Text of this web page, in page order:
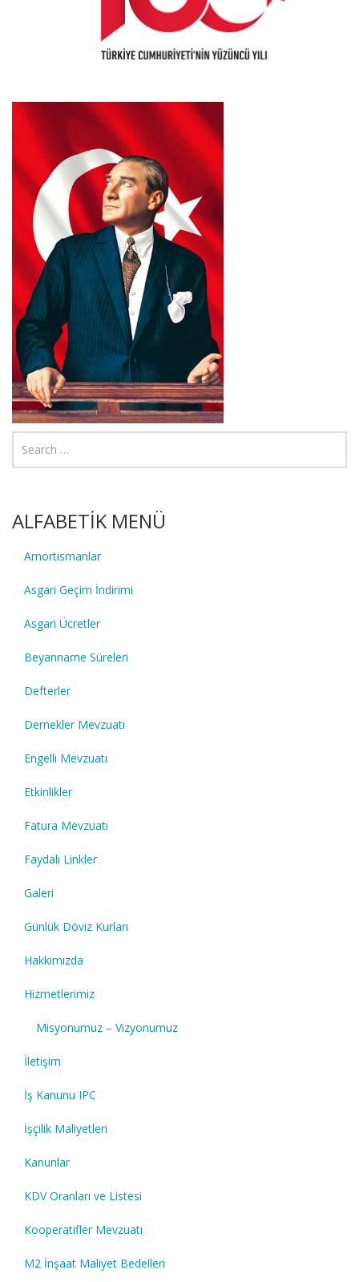
ALFABETİK MENÜ
Amortismanlar
Asgari Geçim İndirimi
Asgari Ücretler
Beyanname Süreleri
Defterler
Dernekler Mevzuatı
Engelli Mevzuatı
Etkinlikler
Fatura Mevzuatı
Faydalı Linkler
Galeri
Günlük Döviz Kurları
Hakkımızda
Hizmetlerimiz
Misyonumuz – Vizyonumuz
İletişim
İş Kanunu IPC
İşçilik Maliyetleri
Kanunlar
KDV Oranları ve Listesi
Kooperatifler Mevzuatı
M2 İnşaat Maliyet Bedelleri